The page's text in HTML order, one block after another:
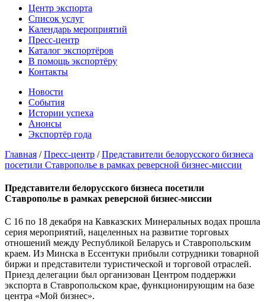
Центр экспорта
Список услуг
Календарь мероприятий
Пресс-центр
Каталог экспортёров
В помощь экспортёру
Контакты
Новости
События
Истории успеха
Анонсы
Экспортёр года
Главная /Пресс-центр /Представители белорусского бизнеса
посетили Ставрополье в рамках реверсной бизнес-миссии
Представители белорусского бизнеса посетили
Ставрополье в рамках реверсной бизнес-миссии
С 16 по 18 декабря на Кавказских Минеральных водах прошла
серия мероприятий, нацеленных на развитие торговых
отношений между Республикой Беларусь и Ставропольским
краем. Из Минска в Ессентуки прибыли сотрудники товарной
биржи и представители туристической и торговой отраслей.
Приезд делегации был организован Центром поддержки
экспорта в Ставропольском крае, функционирующим на базе
центра «Мой бизнес».